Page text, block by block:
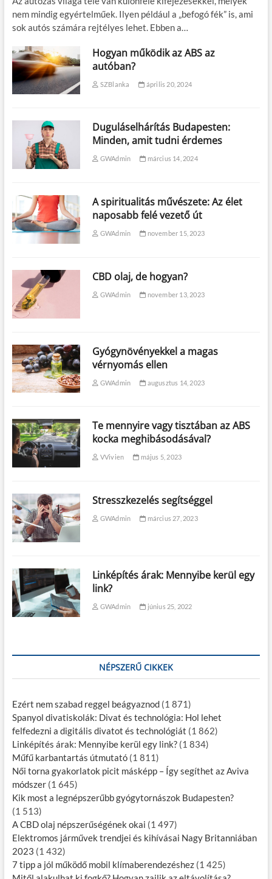
nem mindig egyértelműek. Ilyen például a „befogó fék” is, ami
sok autós számára rejtélyes lehet. Ebben a…
Hogyan működik az ABS az
autóban?
SZBlanka április 20, 2024
Duguláselhárítás Budapesten:
Minden, amit tudni érdemes
GWAdmin március 14, 2024
A spiritualitás művészete: Az élet
naposabb felé vezető út
GWAdmin november 15, 2023
CBD olaj, de hogyan?
GWAdmin november 13, 2023
Gyógynövényekkel a magas
vérnyomás ellen
GWAdmin augusztus 14, 2023
Te mennyire vagy tisztában az ABS
kocka meghibásodásával?
VVivien május 5, 2023
Stresszkezelés segítséggel
GWAdmin március 27, 2023
Linképítés árak: Mennyibe kerül egy
link?
GWAdmin június 25, 2022
NÉPSZERŰ CIKKEK
Ezért nem szabad reggel beágyaznod (1 871)
Spanyol divatiskolák: Divat és technológia: Hol lehet
felfedezni a digitális divatot és technológiát (1 862)
Linképítés árak: Mennyibe kerül egy link? (1 834)
Műfű karbantartás útmutató (1 811)
Női torna gyakorlatok picit másképp – Így segíthet az Aviva
módszer (1 645)
Kik most a legnépszerűbb gyógytornászok Budapesten?
(1 513)
A CBD olaj népszerűségének okai (1 497)
Elektromos járművek trendjei és kihívásai Nagy Britanniában
2023 (1 432)
7 tipp a jól működő mobil klímaberendezéshez (1 425)